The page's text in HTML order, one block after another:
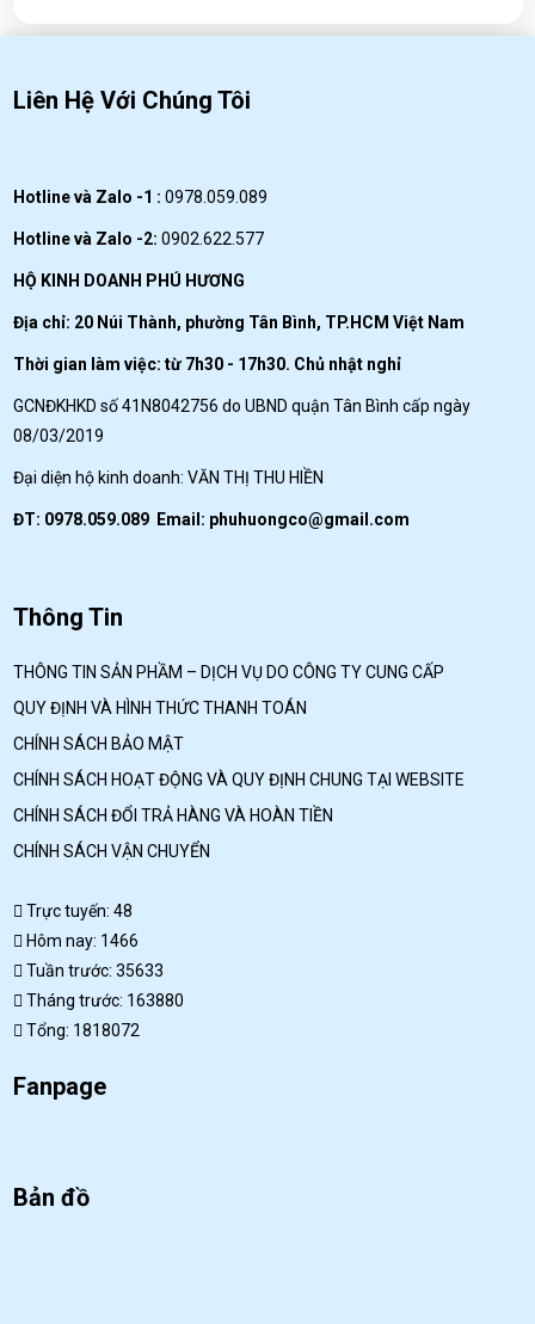
Liên Hệ Với Chúng Tôi
Hotline và Zalo -1 : 0978.059.089
Hotline và Zalo -2: 0902.622.577
HỘ KINH DOANH PHÚ HƯƠNG
Địa chỉ: 20 Núi Thành, phường Tân Bình, TP.HCM Việt Nam
Thời gian làm việc: từ 7h30 - 17h30. Chủ nhật nghỉ
GCNĐKHKD số 41N8042756 do UBND quận Tân Bình cấp ngày
08/03/2019
Đại diện hộ kinh doanh: VĂN THỊ THU HIỀN
ĐT: 0978.059.089 Email: phuhuongco@gmail.com
Thông Tin
THÔNG TIN SẢN PHẦM – DỊCH VỤ DO CÔNG TY CUNG CẤP
QUY ĐỊNH VÀ HÌNH THỨC THANH TOÁN
CHÍNH SÁCH BẢO MẬT
CHÍNH SÁCH HOẠT ĐỘNG VÀ QUY ĐỊNH CHUNG TẠI WEBSITE
CHÍNH SÁCH ĐỔI TRẢ HÀNG VÀ HOÀN TIỀN
CHÍNH SÁCH VẬN CHUYỂN
Trực tuyến: 48
Hôm nay: 1466
Tuần trước: 35633
Tháng trước: 163880
Tổng: 1818072
Fanpage
Bản đồ